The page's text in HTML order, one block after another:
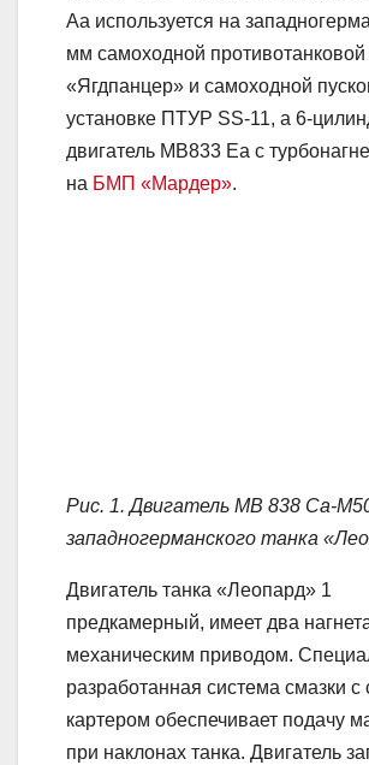
Аа используется на
мм самоходной
«Ягдпанцер» и самоходной
установке ПТУР SS-11, а 6-
двигатель МВ833 Еа с
на БМП «Мардер».
Рис. 1. Двигатель MB 838 Са-
западногерманского танка
Двигатель танка «Леопард» 1
предкамерный, имеет два
механическим приводом.
разработанная система смазки с
картером обеспечивает подачу
при наклонах танка. Двигатель